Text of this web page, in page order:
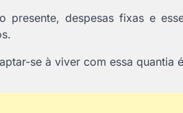
presente, despesas fixas e
se à viver com essa